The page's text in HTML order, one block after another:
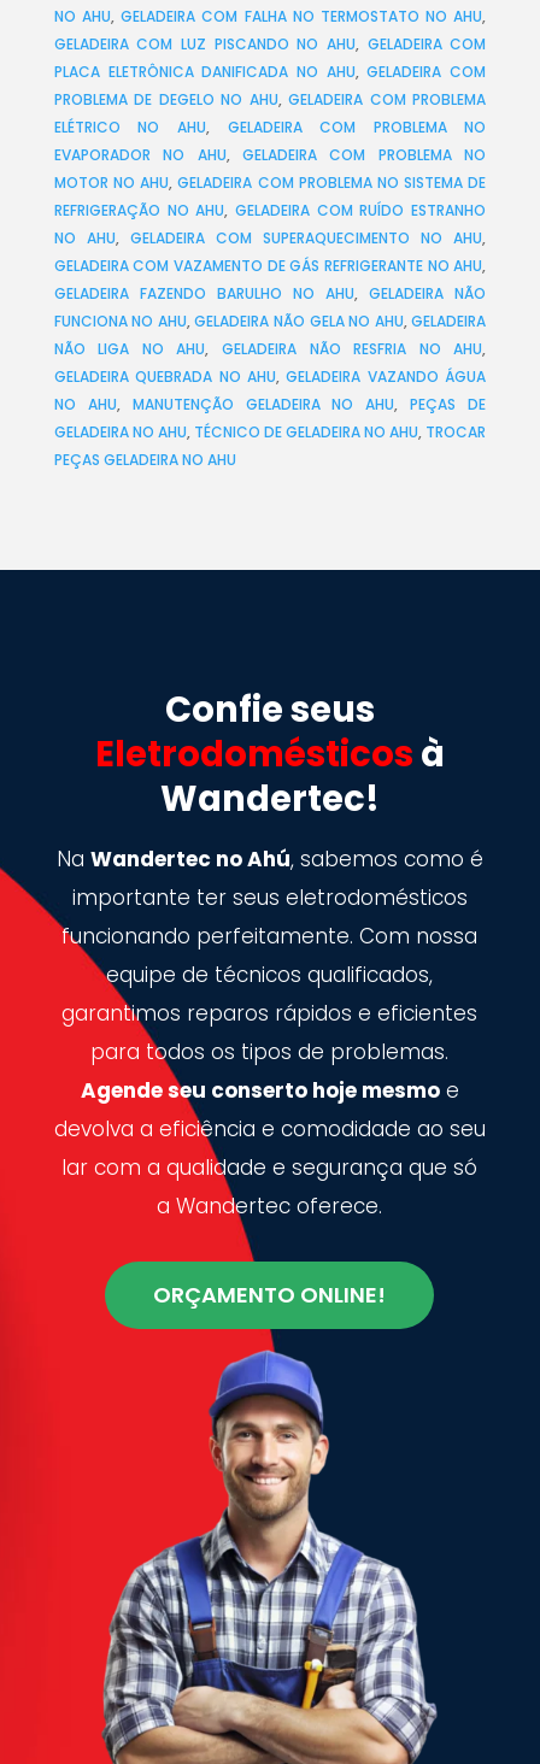
NO AHU,GELADEIRA COM FALHA NO TERMOSTATO NO AHU,
GELADEIRA COM LUZ PISCANDO NO AHU, GELADEIRA COM
PLACA ELETRÔNICA DANIFICADA NO AHU,GELADEIRA COM
PROBLEMA DE DEGELO NO AHU,GELADEIRA COM PROBLEMA
ELÉTRICO NO AHU, GELADEIRA COM PROBLEMA NO
EVAPORADOR NO AHU, GELADEIRA COM PROBLEMA NO
MOTOR NO AHU,GELADEIRA COM PROBLEMA NO SISTEMA DE
REFRIGERAÇÃO NO AHU, GELADEIRA COM RUÍDO ESTRANHO
NO AHU, GELADEIRA COM SUPERAQUECIMENTO NO AHU,
GELADEIRA COM VAZAMENTO DE GÁS REFRIGERANTE NO AHU,
GELADEIRA FAZENDO BARULHO NO AHU,GELADEIRA NÃO
FUNCIONA NO AHU,GELADEIRA NÃO GELA NO AHU,GELADEIRA
NÃO LIGA NO AHU,GELADEIRA NÃO RESFRIA NO AHU,
GELADEIRA QUEBRADA NO AHU,GELADEIRA VAZANDO ÁGUA
NO AHU, MANUTENÇÃO GELADEIRA NO AHU,PEÇAS DE
GELADEIRA NO AHU, TÉCNICO DE GELADEIRA NO AHU, TROCAR
PEÇAS GELADEIRA NO AHU
Confie seus
Eletrodomésticos à
Wandertec!
Na Wandertec no Ahú, sabemos como é
importante ter seus eletrodomésticos
funcionando perfeitamente. Com nossa
equipe de técnicos qualificados,
garantimos reparos rápidos e eficientes
para todos os tipos de problemas.
Agende seu conserto hoje mesmoe
devolva a eficiência e comodidade ao seu
lar com a qualidade e segurança que só
a Wandertec oferece.
ORÇAMENTO ONLINE!